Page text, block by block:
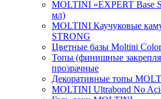
MOLTINI «EXPERT Base
мл)
MOLTINI Каучуковые
STRONG
Цветные базы Moltini
Топы (финишные
прозрачные
Декоративные топы
MOLTINI Ultrabond No